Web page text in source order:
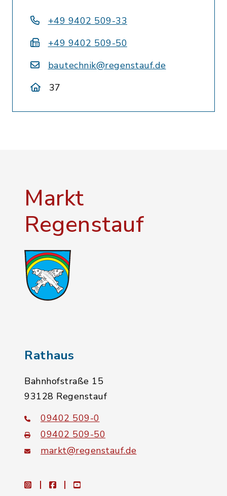
+49 9402 509-33
+49 9402 509-50
bautechnik@regenstauf.de
37
Markt
Regenstauf
Rathaus
Bahnhofstraße 15
93128 Regenstauf
09402 509-0
09402 509-50
markt@regenstauf.de
instagramfacebookyoutube